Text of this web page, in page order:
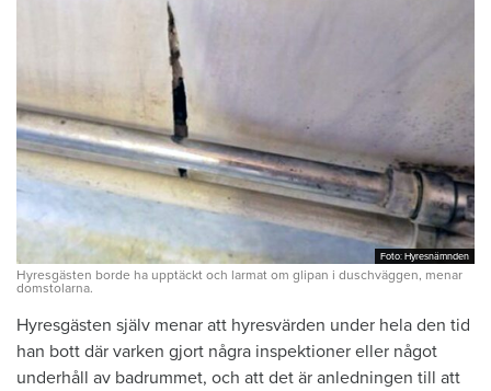
Foto: Hyresnämnden
Foto: Hyresnämnden
Hyresgästen borde ha upptäckt och larmat om glipan i duschväggen, menar
domstolarna.
Hyresgästen själv menar att hyresvärden under hela den tid
han bott där varken gjort några inspektioner eller något
underhåll av badrummet, och att det är anledningen till att